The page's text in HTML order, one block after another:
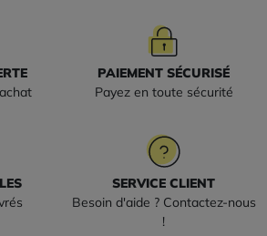
PAIEMENT SÉCURISÉ
Payez en toute sécurité
SERVICE CLIENT
Besoin d'aide ? Contactez-nous
!